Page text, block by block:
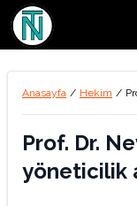
Anasayfa / Hekim /
Prof. Dr.
yöneticilik